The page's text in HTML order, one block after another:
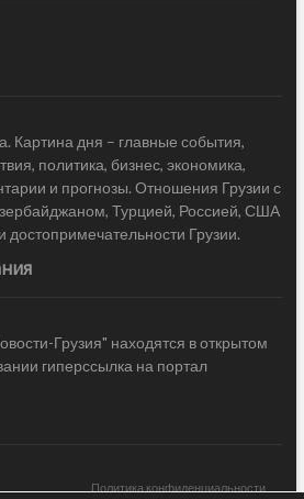
Картина дня – главные события,
политика, бизнес, экономика,
и прогнозы. Отношения Грузии с
Турцией, Россией, США
достопримечательности Грузии.
Грузия" находятся в открытом
гиперссылка на портал
Политика конфиденциальности